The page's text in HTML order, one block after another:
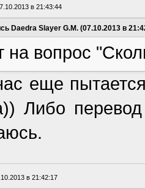
в 21:43:44
Daedra Slayer G.M. (07.10.2013 в
на вопрос
еще
Либо
в 21:42:17